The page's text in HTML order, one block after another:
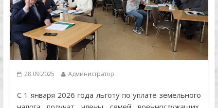
28.09.2025 Администратор
С 1 января 2026 года льготу по уплате земельного